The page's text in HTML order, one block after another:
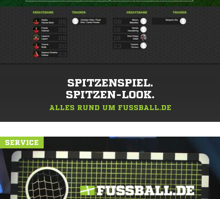
SPITZENSPIEL.
SPITZEN-LOOK.
ALLES RUND UM FUSSBALL.DE
SERVICE